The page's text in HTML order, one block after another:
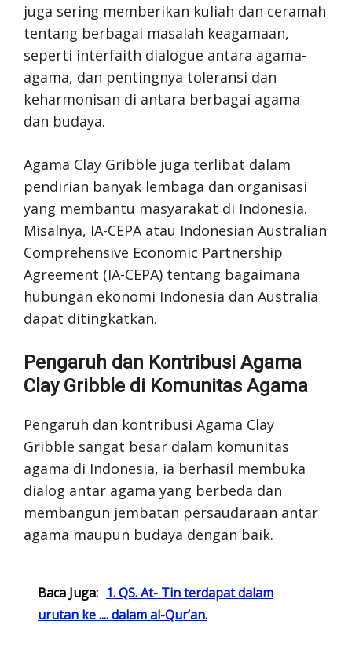
juga sering memberikan kuliah dan ceramah
tentang berbagai masalah keagamaan,
seperti interfaith dialogue antara agama-
agama, dan pentingnya toleransi dan
keharmonisan di antara berbagai agama
dan budaya.
Agama Clay Gribble juga terlibat dalam
pendirian banyak lembaga dan organisasi
yang membantu masyarakat di Indonesia.
Misalnya, IA-CEPA atau Indonesian Australian
Comprehensive Economic Partnership
Agreement (IA-CEPA) tentang bagaimana
hubungan ekonomi Indonesia dan Australia
dapat ditingkatkan.
Pengaruh dan Kontribusi Agama
Clay Gribble di Komunitas Agama
Pengaruh dan kontribusi Agama Clay
Gribble sangat besar dalam komunitas
agama di Indonesia, ia berhasil membuka
dialog antar agama yang berbeda dan
membangun jembatan persaudaraan antar
agama maupun budaya dengan baik.
Baca Juga: 1. QS. At- Tin terdapat dalam
urutan ke .... dalam al-Qur’an.